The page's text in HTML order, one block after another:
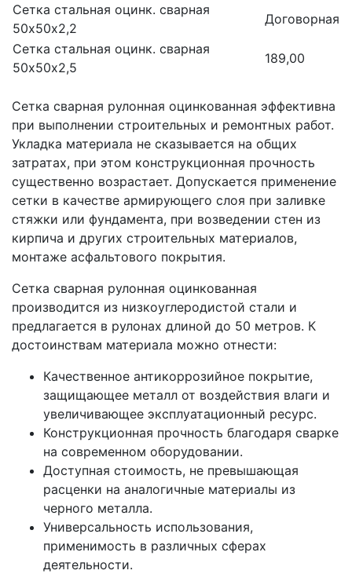
Сетка стальная оцинк. сварная
50х50х2,2
Договорная
Сетка стальная оцинк. сварная
50х50х2,5
189,00
Сетка сварная рулонная оцинкованная эффективна
при выполнении строительных и ремонтных работ.
Укладка материала не сказывается на общих
затратах, при этом конструкционная прочность
существенно возрастает. Допускается применение
сетки в качестве армирующего слоя при заливке
стяжки или фундамента, при возведении стен из
кирпича и других строительных материалов,
монтаже асфальтового покрытия.
Сетка сварная рулонная оцинкованная
производится из низкоуглеродистой стали и
предлагается в рулонах длиной до 50 метров. К
достоинствам материала можно отнести:
Качественное антикоррозийное покрытие,
защищающее металл от воздействия влаги и
увеличивающее эксплуатационный ресурс.
Конструкционная прочность благодаря сварке
на современном оборудовании.
Доступная стоимость, не превышающая
расценки на аналогичные материалы из
черного металла.
Универсальность использования,
применимость в различных сферах
деятельности.